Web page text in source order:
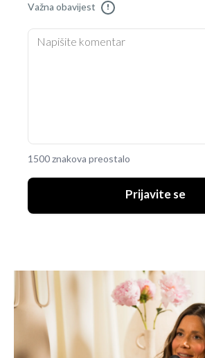
Važna obavijest !
1500 znakova preostalo
Prijavite se